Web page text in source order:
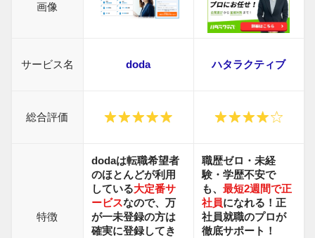
画像
サービス名 doda ハタラクティブ
総合評価
特徴
dodaは転職希望者
のほとんどが利用
している大定番サ
ービスなので、万
が一未登録の方は
確実に登録してき
職歴ゼロ・未経
験・学歴不安で
も、最短2週間で正
社員になれる！正
社員就職のプロが
徹底サポート！